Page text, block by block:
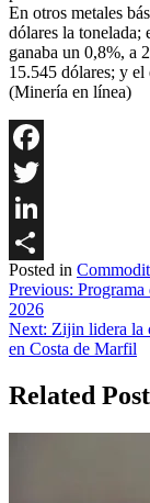
En otros metales
dólares la tonelada;
ganaba un 0,8%, a
15.545 dólares; y el
(Minería en línea)
Facebook
Twitter
LinkedIn
Share
Posted in
Navegación
de
entradas
Previous:
2026
Next: Zijin lidera la
en Costa de Marfil
Related